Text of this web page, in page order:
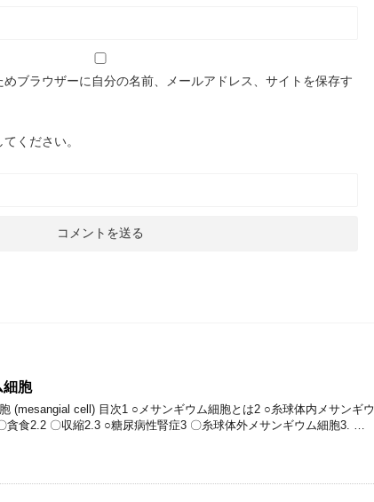
ブラウザーに自分の名前、メールアドレス、サイトを保存す
ください。
細胞
(mesangial cell) 目次1 ○メサンギウム細胞とは2 ○糸球体内メサンギウ
貪食2.2 〇収縮2.3 ○糖尿病性腎症3 〇糸球体外メサンギウム細胞3. …